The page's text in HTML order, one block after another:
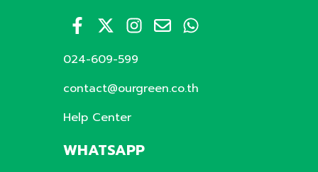
024-609-599
contact@ourgreen.co.th
Help Center
WHATSAPP